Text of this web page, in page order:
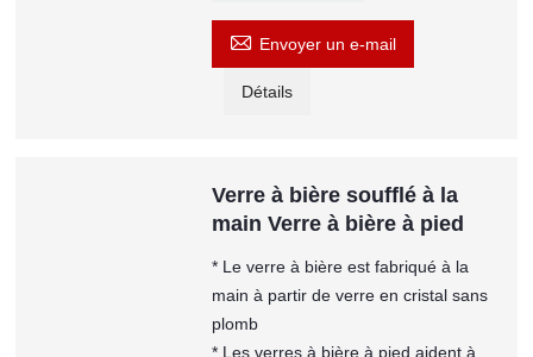
 Envoyer un e-mail
Détails
Verre à bière soufflé à la
main Verre à bière à pied
* Le verre à bière est fabriqué à la
main à partir de verre en cristal sans
plomb
* Les verres à bière à pied aident à